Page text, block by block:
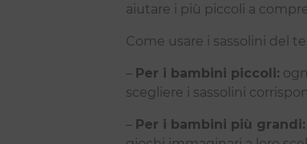
aiutare i più piccoli a
Come usare i sassolini del
– Per i bambini piccoli:
scegliere i sassolini
– Per i bambini più grandi: